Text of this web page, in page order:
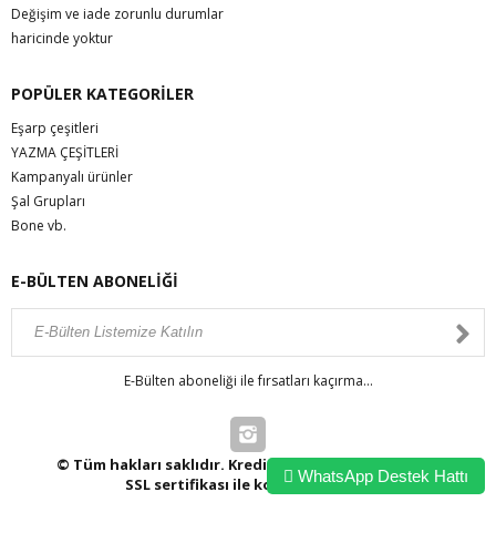
Değişim ve iade zorunlu durumlar
haricinde yoktur
POPÜLER KATEGORİLER
Eşarp çeşitleri
YAZMA ÇEŞİTLERİ
Kampanyalı ürünler
Şal Grupları
Bone vb.
E-BÜLTEN ABONELİĞİ
E-Bülten aboneliği ile fırsatları kaçırma...
© Tüm hakları saklıdır. Kredi kartı bilgileriniz 256bit
SSL sertifikası ile korunmaktadır.WhatsApp Destek Hattı